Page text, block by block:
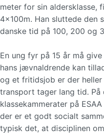
meter for sin aldersklasse,
4x100m. Han sluttede den
danske tid på 100, 200 og
En ung fyr på 15 år må
hans jævnaldrende kan
og et fritidsjob er der
transport tager lang tid. På
klassekammerater på
der er et godt socialt
typisk det, at disciplinen